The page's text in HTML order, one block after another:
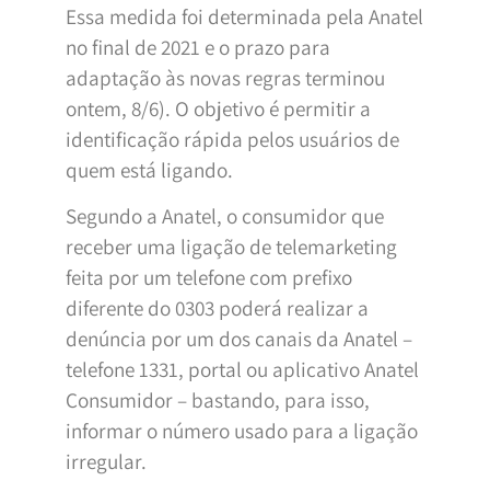
Essa medida foi determinada pela Anatel
no final de 2021 e o prazo para
adaptação às novas regras terminou
ontem, 8/6). O objetivo é permitir a
identificação rápida pelos usuários de
quem está ligando.
Segundo a Anatel, o consumidor que
receber uma ligação de telemarketing
feita por um telefone com prefixo
diferente do 0303 poderá realizar a
denúncia por um dos canais da Anatel –
telefone 1331, portal ou aplicativo Anatel
Consumidor – bastando, para isso,
informar o número usado para a ligação
irregular.